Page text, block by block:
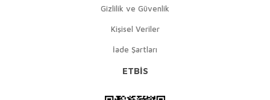
Gizlilik ve Güvenlik
Kişisel Veriler
İade Şartları
ETBİS